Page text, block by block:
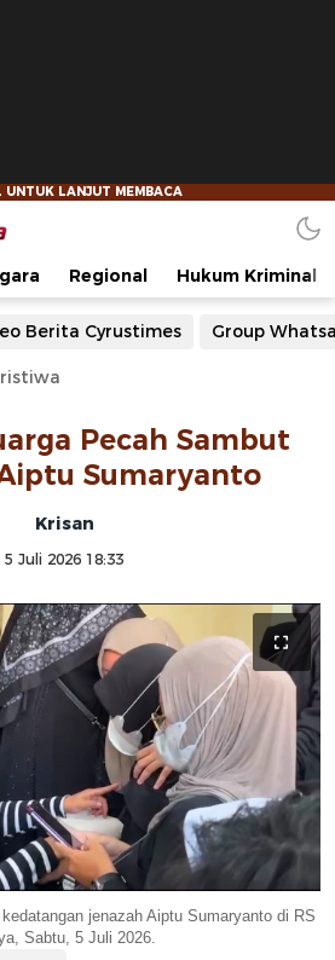
Regional Hukum Kriminal
Berita Cyrustimes Group
Pecah Sambut
Sumaryanto
Krisan
5 Juli 2026 18:33
jenazah Aiptu Sumaryanto di RS
Sabtu, 5 Juli 2026.